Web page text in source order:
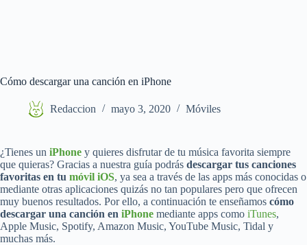
Cómo descargar una canción en iPhone
Redaccion mayo 3, 2020 Móviles
¿Tienes un iPhone y quieres disfrutar de tu música favorita siempre
que quieras? Gracias a nuestra guía podrás descargar tus canciones
favoritas en tu móvil iOS, ya sea a través de las apps más conocidas o
mediante otras aplicaciones quizás no tan populares pero que ofrecen
muy buenos resultados. Por ello, a continuación te enseñamos cómo
descargar una canción en iPhone mediante apps como iTunes,
Apple Music, Spotify, Amazon Music, YouTube Music, Tidal y
muchas más.